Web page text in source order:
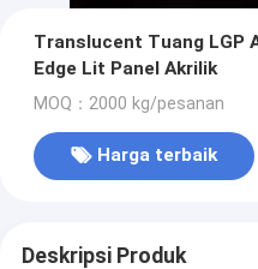
Translucent Tuang LGP
Edge Lit Panel Akrilik
MOQ：2000 kg/pesanan
Harga terbaik
Deskripsi Produk